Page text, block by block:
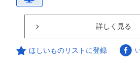
詳しく見る
ほしいものリストに登録